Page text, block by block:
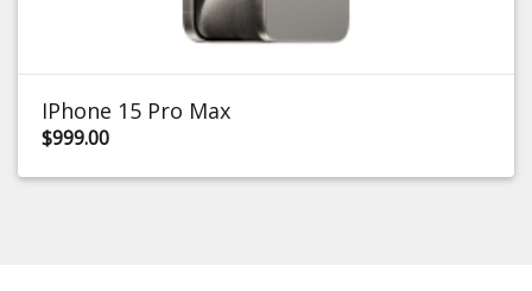
IPhone 15 Pro Max
$999.00